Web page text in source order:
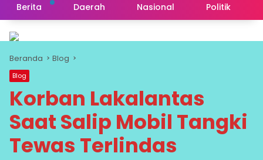
Berita Daerah Nasional Politik
Beranda Blog
Blog
Korban Lakalantas
Saat Salip Mobil Tangki
Tewas Terlindas